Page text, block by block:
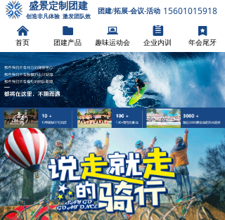
낀
首页
뀕
团建产品
뀵
趣味运动会
뀳
企业内训
끈
年会尾牙
盛景定制团建
创造非凡体验 激发团队效
团建/拓展-会议-活动 15601015918